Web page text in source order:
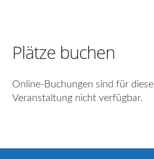
Plätze buchen
Online-Buchungen sind für diese
Veranstaltung nicht verfügbar.